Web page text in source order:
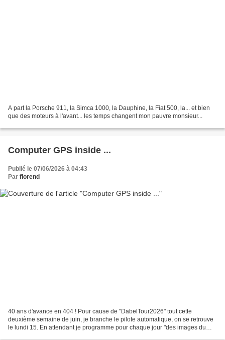
A part la Porsche 911, la Simca 1000, la Dauphine, la Fiat 500, la... et bien
que des moteurs à l'avant... les temps changent mon pauvre monsieur...
Computer GPS inside ...
Publié le 07/06/2026 à 04:43
Par florend
40 ans d'avance en 404 ! Pour cause de "DabelTour2026" tout cette
deuxième semaine de juin, je branche le pilote automatique, on se retrouve
le lundi 15. En attendant je programme pour chaque jour "des images du